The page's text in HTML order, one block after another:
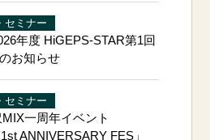
セミナー
年度 HiGEPS-STAR第1回
お知らせ
セミナー
MIX一周年イベント
ANNIVERSARY FES」